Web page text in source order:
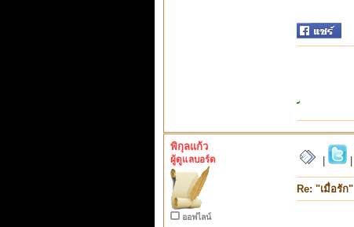
พิกุลแก้ว
ผู้ดูแลบอร์ด
ออฟไลน์
Re: "เมื่อรัก"